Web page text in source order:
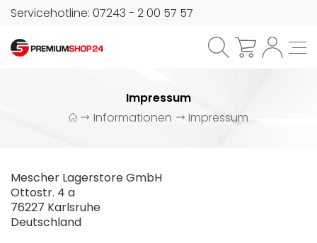
Servicehotline: 07243 - 2 00 57 57
Impressum
Informationen
Impressum
Mescher Lagerstore GmbH
Ottostr. 4 a
76227 Karlsruhe
Deutschland